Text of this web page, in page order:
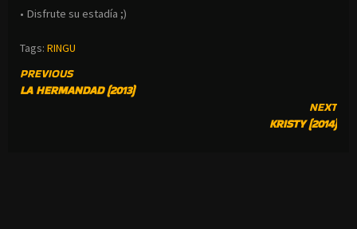
• Disfrute su estadía ;)
Tags: RINGU
CONTINUE
READING
PREVIOUS
LA HERMANDAD (2013)
NEXT
KRISTY (2014)